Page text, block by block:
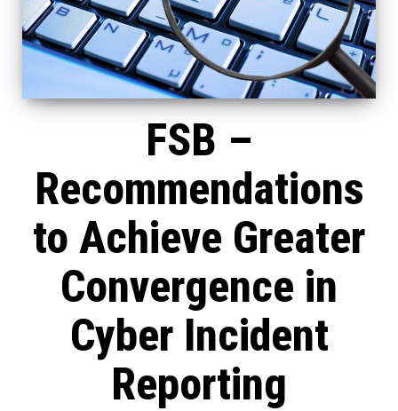
FSB –
Recommendations
to Achieve Greater
Convergence in
Cyber Incident
Reporting